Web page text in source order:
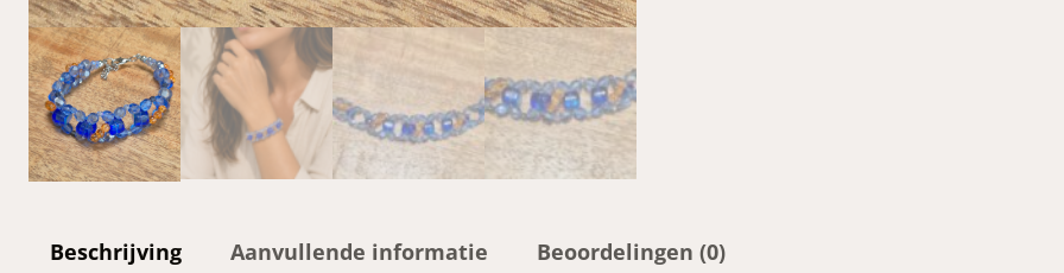
b
a
u
e
l
Beschrijving Aanvullende informatie Beoordelingen (0)